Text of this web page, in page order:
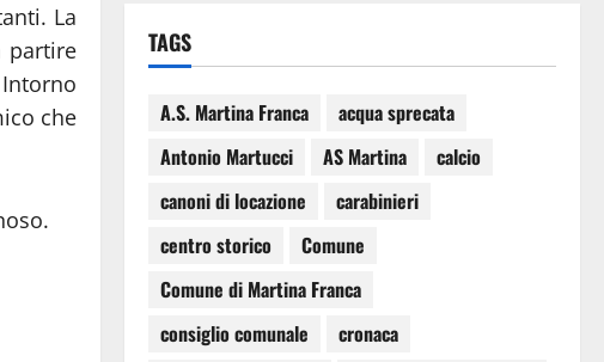
La
partire
che
TAGS
A.S. Martina Franca
acqua sprecata
Antonio Martucci
AS Martina
calcio
canoni di locazione
carabinieri
centro storico
Comune
Comune di Martina Franca
consiglio comunale
cronaca